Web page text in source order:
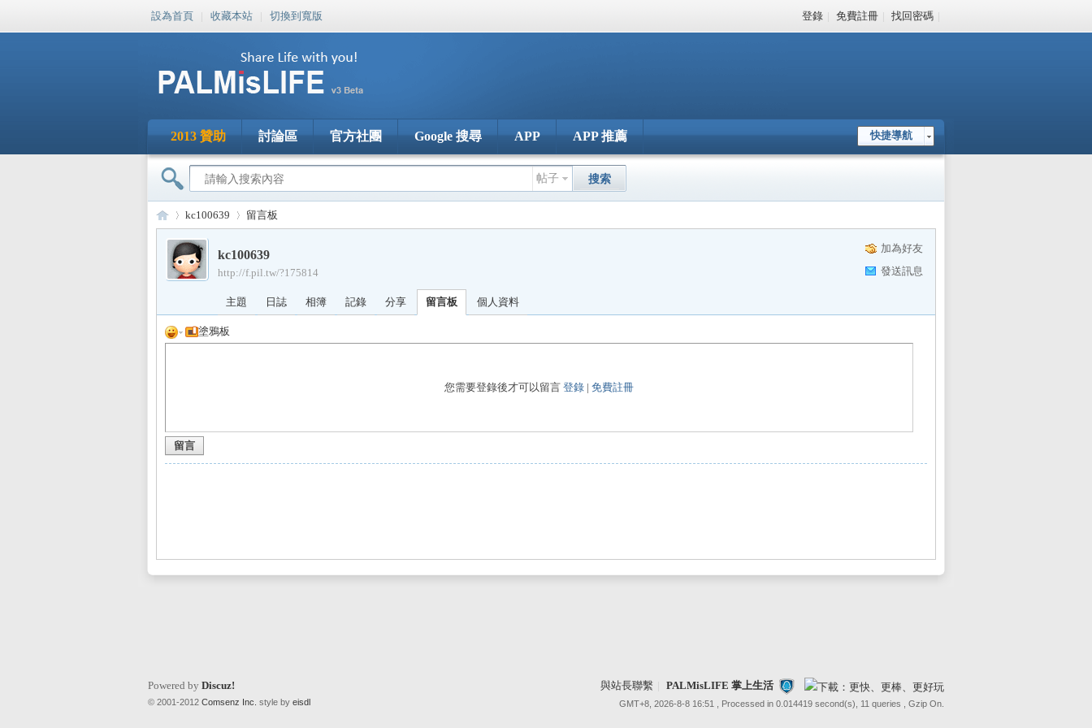
設為首頁 | 收藏本站 | 切換到寬版 登錄 | 免費註冊 | 找回密碼 |
快捷導航
2013 贊助 討論區 官方社團 Google 搜尋 APP APP 推薦
帖子 搜索
PA›
kc100639 留言板
加為好友
發送訊息
kc100639
http://f.pil.tw/?175814
主題 日誌 相簿 記錄 分享 留言板 個人資料
塗鴉板
您需要登錄後才可以留言登錄 |免費註冊
留言
與站長聯繫 PALMisLIFE 掌上生活
GMT+8, 2026-8-8 16:51 , Processed in 0.014419 second(s), 11 queries , Gzip On.
Powered by Discuz!
© 2001-2012 Comsenz Inc. style by eisdl